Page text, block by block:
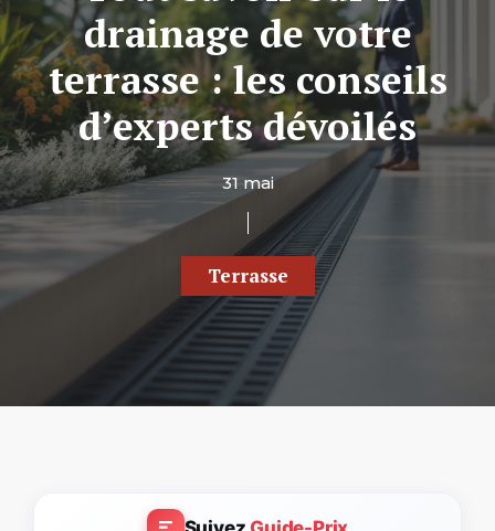
drainage de votre
terrasse : les conseils
d’experts dévoilés
31 mai
Terrasse